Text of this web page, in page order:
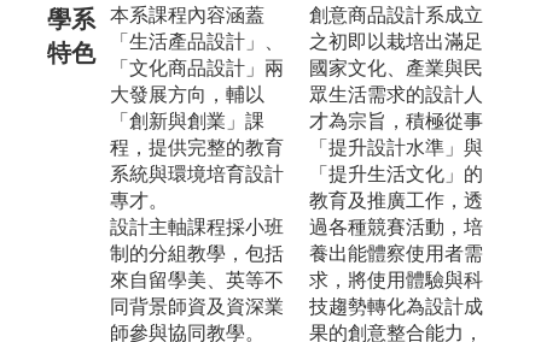
學系
特色
本系課程內容涵蓋
「生活產品設計」、
「文化商品設計」兩
大發展方向，輔以
「創新與創業」課
程，提供完整的教育
系統與環境培育設計
專才。
設計主軸課程採小班
制的分組教學，包括
來自留學美、英等不
同背景師資及資深業
師參與協同教學。
創意商品設計系成立
之初即以栽培出滿足
國家文化、產業與民
眾生活需求的設計人
才為宗旨，積極從事
「提升設計水準」與
「提升生活文化」的
教育及推廣工作，透
過各種競賽活動，培
養出能體察使用者需
求，將使用體驗與科
技趨勢轉化為設計成
果的創意整合能力，